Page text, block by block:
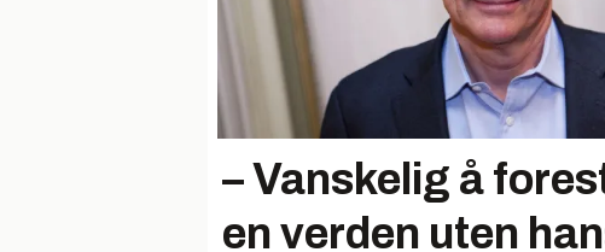
– Vanskelig å
en verden uten